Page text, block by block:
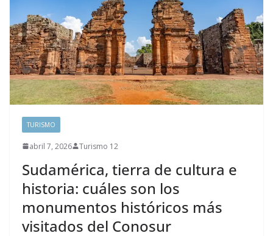
TURISMO
abril 7, 2026 Turismo 12
Sudamérica, tierra de cultura e
historia: cuáles son los
monumentos históricos más
visitados del Conosur